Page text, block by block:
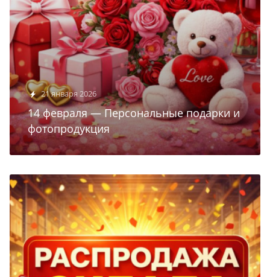
21 января 2026
14 февраля — Персональные подарки и
фотопродукция